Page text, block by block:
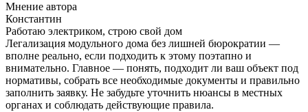
Мнение автора
Константин
Работаю электриком, строю свой дом
Легализация модульного дома без лишней бюрократии —
вполне реально, если подходить к этому поэтапно и
внимательно. Главное — понять, подходит ли ваш объект под
нормативы, собрать все необходимые документы и правильно
заполнить заявку. Не забудьте уточнить нюансы в местных
органах и соблюдать действующие правила.